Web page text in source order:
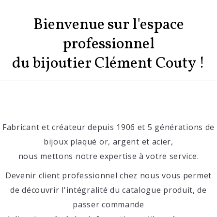
Bienvenue sur l'espace
professionnel
du bijoutier Clément Couty !
Fabricant et créateur depuis 1906 et 5 générations de
bijoux plaqué or, argent et acier,
nous mettons notre expertise à votre service.
Devenir client professionnel chez nous vous permet
de découvrir l'intégralité du catalogue produit, de
passer commande